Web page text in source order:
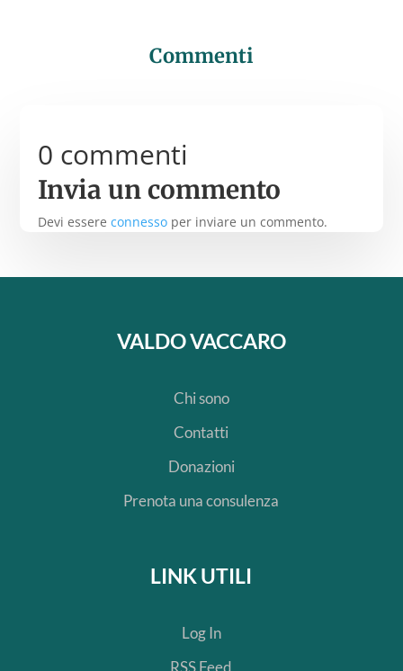
Commenti
0 commenti
Invia un commento
Devi essereconnesso per inviare un commento.
VALDO VACCARO
Chi sono
Contatti
Donazioni
Prenota una consulenza
LINK UTILI
Log In
RSS Feed